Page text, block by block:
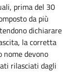
prima del 30
da più
dichiarare
la corretta
nome devono
rilasciati dagli